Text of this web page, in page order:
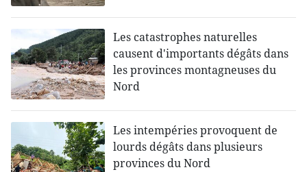
Les catastrophes naturelles
causent d'importants dégâts dans
les provinces montagneuses du
Nord
Les intempéries provoquent de
lourds dégâts dans plusieurs
provinces du Nord